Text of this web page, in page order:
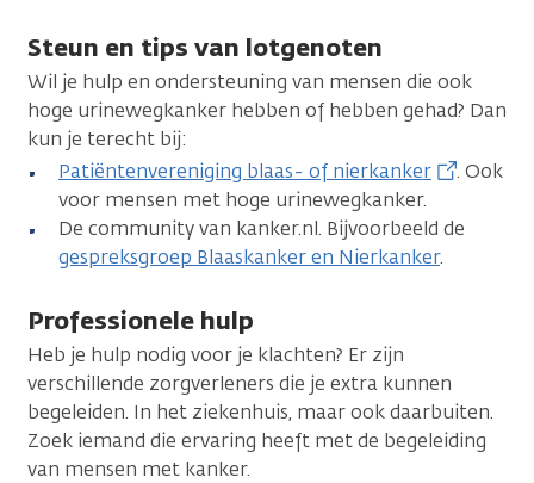
Steun en tips van lotgenoten
Wil je hulp en ondersteuning van mensen die ook
hoge urinewegkanker hebben of hebben gehad? Dan
kun je terecht bij:
Patiëntenvereniging blaas- of nierkanker
. Ook
voor mensen met hoge urinewegkanker.
De community van kanker.nl. Bijvoorbeeld de
gespreksgroep Blaaskanker en Nierkanker.
Professionele hulp
Heb je hulp nodig voor je klachten? Er zijn
verschillende zorgverleners die je extra kunnen
begeleiden. In het ziekenhuis, maar ook daarbuiten.
Zoek iemand die ervaring heeft met de begeleiding
van mensen met kanker.